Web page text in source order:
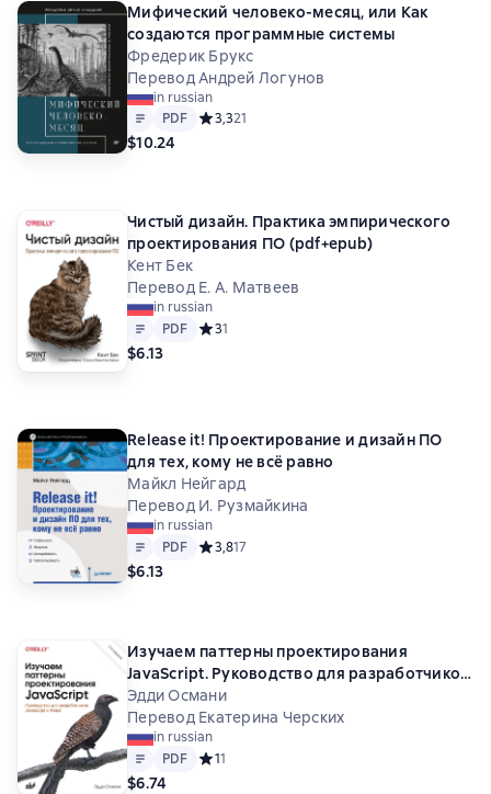
Мифический человеко-месяц, или Как
создаются программные системы
Фредерик Брукс
Перевод Андрей Логунов
in russian
Text
PDF
PDF Средний рейтинг 3,3 на основе 21 оценок
3,321
$10.24
Чистый дизайн. Практика эмпирического
проектирования ПО (pdf+epub)
Кент Бек
Перевод Е. А. Матвеев
in russian
Text
PDF
PDF Средний рейтинг 3 на основе 1 оценок
31
$6.13
Release it! Проектирование и дизайн ПО
для тех, кому не всё равно
Майкл Нейгард
Перевод И. Рузмайкина
in russian
Text
PDF
PDF Средний рейтинг 3,8 на основе 17 оценок
3,817
$6.13
Изучаем паттерны проектирования
JavaScript. Руководство для разработчиков
JavaScript и React
Эдди Османи
Перевод Екатерина Черских
in russian
Text
PDF
PDF Средний рейтинг 1 на основе 1 оценок
11
$6.74